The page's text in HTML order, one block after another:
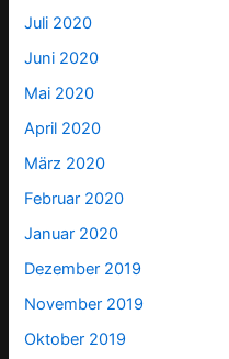
Juli 2020
Juni 2020
Mai 2020
April 2020
März 2020
Februar 2020
Januar 2020
Dezember 2019
November 2019
Oktober 2019